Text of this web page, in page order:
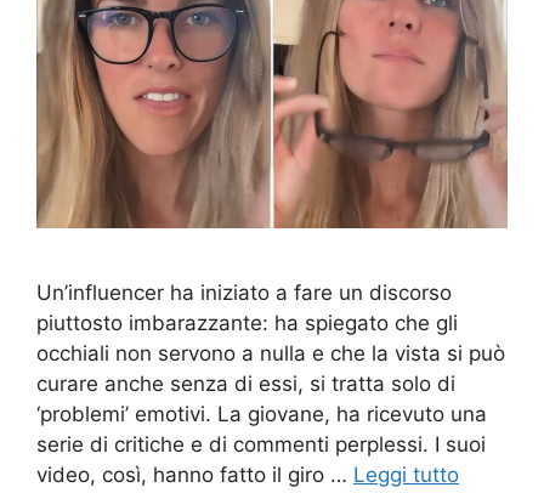
Un’influencer ha iniziato a fare un discorso
piuttosto imbarazzante: ha spiegato che gli
occhiali non servono a nulla e che la vista si può
curare anche senza di essi, si tratta solo di
‘problemi’ emotivi. La giovane, ha ricevuto una
serie di critiche e di commenti perplessi. I suoi
video, così, hanno fatto il giro … Leggi tutto